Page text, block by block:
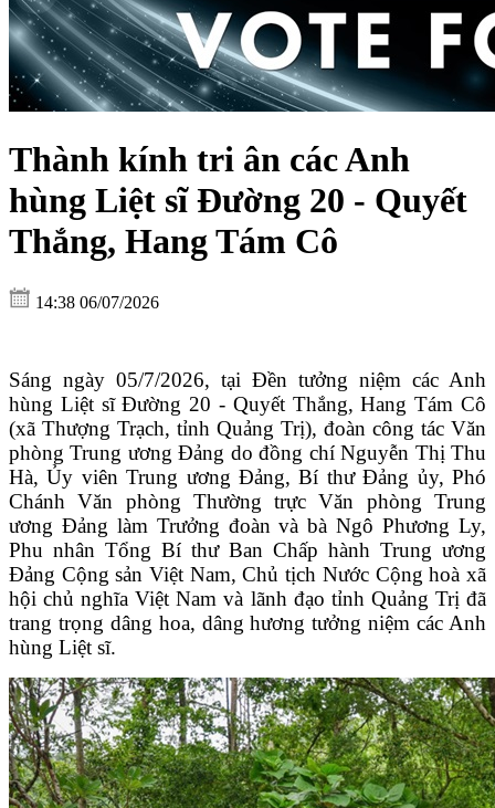
Thành kính tri ân các Anh
hùng Liệt sĩ Đường 20 - Quyết
Thắng, Hang Tám Cô
14:38 06/07/2026
Sáng ngày 05/7/2026, tại Đền tưởng niệm các Anh
hùng Liệt sĩ Đường 20 - Quyết Thắng,Hang Tám Cô
(xã Thượng Trạch, tỉnh Quảng Trị), đoàn công tác Văn
phòng Trung ương Đảng do đồng chí Nguyễn Thị Thu
Hà, Ủy viên Trung ương Đảng, Bí thư Đảng ủy, Phó
Chánh Văn phòng Thường trực Văn phòng Trung
ương Đảng làm Trưởng đoàn và bà Ngô Phương Ly,
Phu nhân Tổng Bí thư Ban Chấp hành Trung ương
Đảng Cộng sản Việt Nam, Chủ tịch Nước Cộng hoà xã
hội chủ nghĩa Việt Nam và lãnh đạo tỉnh Quảng Trị đã
trang trọng dâng hoa, dâng hương tưởng niệm các Anh
hùng Liệt sĩ.